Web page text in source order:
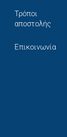
Τρόποι
αποστολής
Επικοινωνία